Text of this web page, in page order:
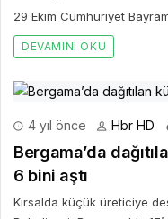
29 Ekim Cumhuriyet
DEVAMINI OKU
4 yıl önce Hbr HD
Bergama’da
6 bini aştı
Kırsalda küçük üreticiye